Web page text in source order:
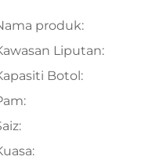
produk:
Liputan:
Botol: